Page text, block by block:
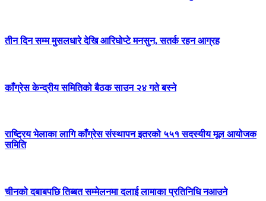
तीन दिन सम्म मुसलधारे देखि आरिघोप्टे मनसुन, सतर्क रहन आग्रह
काँग्रेस केन्द्रीय समितिको बैठक साउन २४ गते बस्ने
राष्ट्रिय भेलाका लागि काँग्रेस संस्थापन इतरको ५५१ सदस्यीय मूल आयोजक
समिति
चीनको दबाबपछि तिब्बत सम्मेलनमा दलाई लामाका प्रतिनिधि नआउने